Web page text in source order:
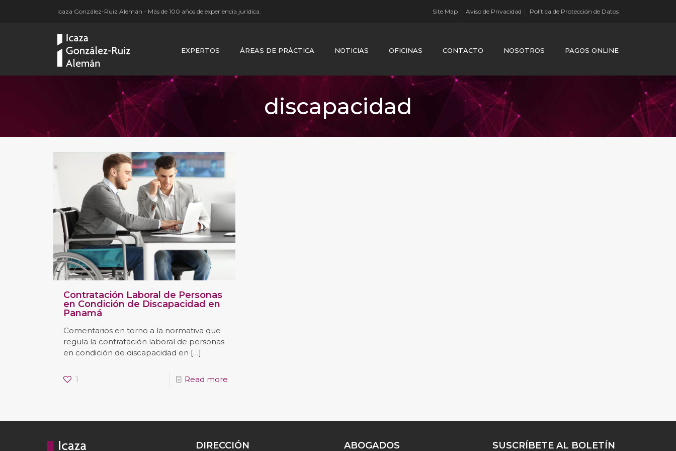
Icaza González-Ruiz Alemán - Más de 100 años de experiencia jurídica. Site Map Aviso de Privacidad Política de Protección de Datos
EXPERTOS ÁREAS DE PRÁCTICA NOTICIAS OFICINAS CONTACTO NOSOTROS PAGOS ONLINE
discapacidad
Contratación Laboral de Personas
en Condición de Discapacidad en
Panamá
Comentarios en torno a la normativa que
regula la contratación laboral de personas
en condición de discapacidad en […]
1 Read more
DIRECCIÓN ABOGADOS SUSCRÍBETE AL BOLETÍN